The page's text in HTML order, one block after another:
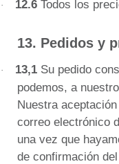
· 12.6 Todos los
13. Pedidos y
· 13,1 Su pedido
podemos, a
Nuestra
correo electrónico
una vez que
de confirmación